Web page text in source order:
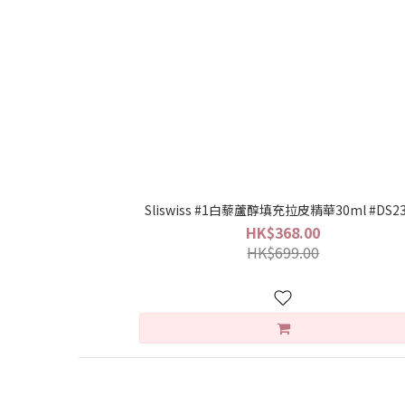
Sliswiss #1白藜蘆醇填充拉皮精華30ml
HK$368.00
HK$699.00